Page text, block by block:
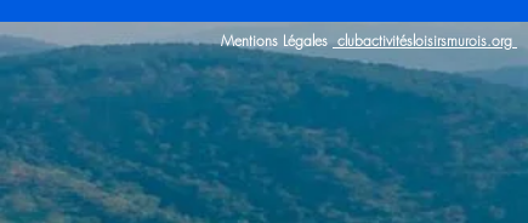
Mentions Légales clubactivitésloisirsmurois.org